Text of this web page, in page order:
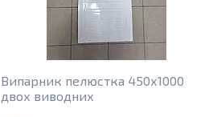
Випарник пелюстка 450х1000
двох виводних